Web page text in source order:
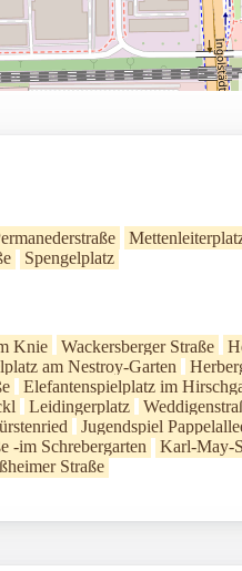
Spengelplatz
Knie Wackersberger Straße
am Nestroy-Garten
Elefantenspielplatz im
Leidingerplatz
Jugendspiel
-im Schrebergarten Karl-May-
Straße